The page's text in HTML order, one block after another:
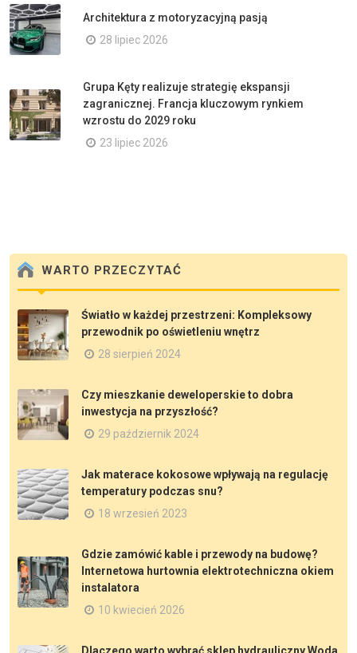
Architektura z motoryzacyjną pasją
28 lipiec 2026
Grupa Kęty realizuje strategię ekspansji
zagranicznej. Francja kluczowym rynkiem
wzrostu do 2029 roku
23 lipiec 2026
WARTO PRZECZYTAĆ
Światło w każdej przestrzeni: Kompleksowy
przewodnik po oświetleniu wnętrz
28 sierpień 2024
Czy mieszkanie deweloperskie to dobra
inwestycja na przyszłość?
29 październik 2024
Jak materace kokosowe wpływają na regulację
temperatury podczas snu?
18 wrzesień 2023
Gdzie zamówić kable i przewody na budowę?
Internetowa hurtownia elektrotechniczna okiem
instalatora
10 kwiecień 2026
Dlaczego warto wybrać sklep hydrauliczny Woda